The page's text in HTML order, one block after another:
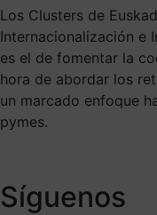
Los Clusters de
Internacionalización e
es el de fomentar la
hora de abordar los
un marcado enfoque
pymes.
Síguenos